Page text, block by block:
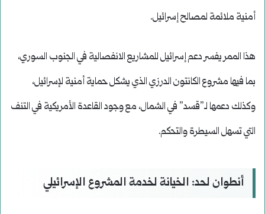
أمنية ملائمة لمصالح إسرائيل.
هذا الممر يفسر دعم إسرائيل للمشاريع الانفصالية في الجنوب السوري،
بما فيها مشروع الكانتون الدرزي الذي يشكل حماية أمنية لإسرائيل،
وكذلك دعمها لـ”قسد” في الشمال، مع وجود القاعدة الأمريكية في التنف
التي تسهل السيطرة والتحكم.
أنطوان لحد: الخيانة لخدمة المشروع الإسرائيلي